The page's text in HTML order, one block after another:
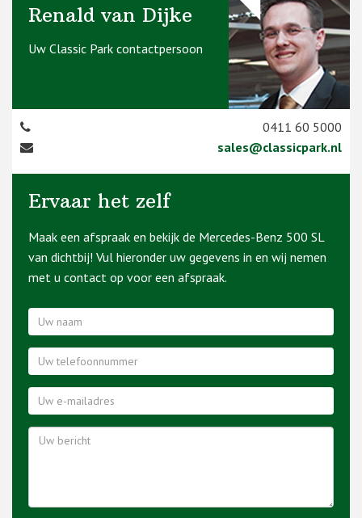
Renald van Dijke
Uw Classic Park contactpersoon
0411 60 5000
sales@classicpark.nl
Ervaar het zelf
Maak een afspraak en bekijk de Mercedes-Benz 500 SL
van dichtbij! Vul hieronder uw gegevens in en wij nemen
met u contact op voor een afspraak.